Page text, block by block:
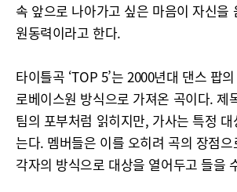
속 앞으로 나아가고 싶은 마음이 자신을
원동력이라고 한다.
타이틀곡 ‘TOP 5’는 2000년대 댄스 팝
로베이스원 방식으로 가져온 곡이다. 제
팀의 포부처럼 읽히지만, 가사는 특정
는다. 멤버들은 이를 오히려 곡의 장점
각자의 방식으로 대상을 열어두고 들을